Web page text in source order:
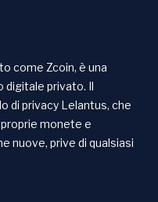
come Zcoin, è una
digitale privato. Il
di privacy Lelantus, che
monete e
nuove, prive di qualsiasi